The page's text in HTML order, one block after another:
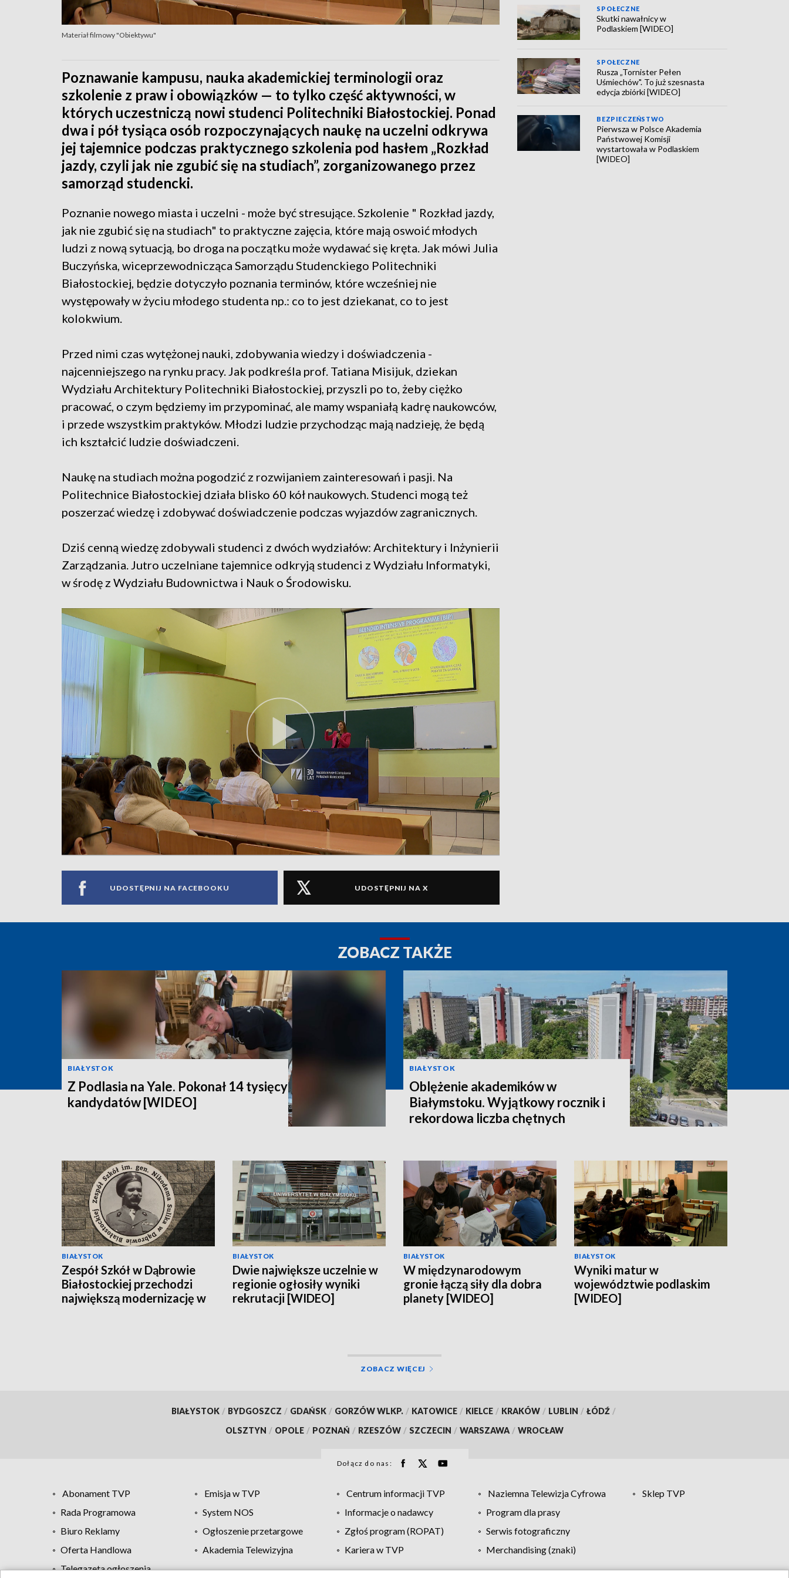
Materiał filmowy "Obiektywu"
Poznawanie kampusu, nauka akademickiej terminologii oraz
szkolenie z praw i obowiązków — to tylko część aktywności, w
których uczestniczą nowi studenci Politechniki Białostockiej. Ponad
dwa i pół tysiąca osób rozpoczynających naukę na uczelni odkrywa
jej tajemnice podczas praktycznego szkolenia pod hasłem „Rozkład
jazdy, czyli jak nie zgubić się na studiach”, zorganizowanego przez
samorząd studencki.
Poznanie nowego miasta i uczelni - może być stresujące. Szkolenie " Rozkład jazdy,
jak nie zgubić się na studiach" to praktyczne zajęcia, które mają oswoić młodych
ludzi z nową sytuacją, bo droga na początku może wydawać się kręta. Jak mówi Julia
Buczyńska, wiceprzewodnicząca Samorządu Studenckiego Politechniki
Białostockiej, będzie dotyczyło poznania terminów, które wcześniej nie
występowały w życiu młodego studenta np.: co to jest dziekanat, co to jest
kolokwium.
Przed nimi czas wytężonej nauki, zdobywania wiedzy i doświadczenia -
najcenniejszego na rynku pracy. Jak podkreśla prof. Tatiana Misijuk, dziekan
Wydziału Architektury Politechniki Białostockiej, przyszli po to, żeby ciężko
pracować, o czym będziemy im przypominać, ale mamy wspaniałą kadrę naukowców,
i przede wszystkim praktyków. Młodzi ludzie przychodząc mają nadzieję, że będą
ich kształcić ludzie doświadczeni.
Naukę na studiach można pogodzić z rozwijaniem zainteresowań i pasji. Na
Politechnice Białostockiej działa blisko 60 kół naukowych. Studenci mogą też
poszerzać wiedzę i zdobywać doświadczenie podczas wyjazdów zagranicznych.
Dziś cenną wiedzę zdobywali studenci z dwóch wydziałów: Architektury i Inżynierii
Zarządzania. Jutro uczelniane tajemnice odkryją studenci z Wydziału Informatyki,
w środę z Wydziału Budownictwa i Nauk o Środowisku.
UDOSTĘPNIJ NA FACEBOOKU UDOSTĘPNIJ NA X
SPOŁECZNE
Skutki nawałnicy w
Podlaskiem [WIDEO]
SPOŁECZNE
Rusza „Tornister Pełen
Uśmiechów". To już szesnasta
edycja zbiórki [WIDEO]
BEZPIECZEŃSTWO
Pierwsza w Polsce Akademia
Państwowej Komisji
wystartowała w Podlaskiem
[WIDEO]
ZOBACZ TAKŻE
BIAŁYSTOK
Z Podlasia na Yale. Pokonał 14 tysięcy
kandydatów [WIDEO]
BIAŁYSTOK
Oblężenie akademików w
Białymstoku. Wyjątkowy rocznik i
rekordowa liczba chętnych
BIAŁYSTOK
Zespół Szkół w Dąbrowie
Białostockiej przechodzi
największą modernizację w
BIAŁYSTOK
Dwie największe uczelnie w
regionie ogłosiły wyniki
rekrutacji [WIDEO]
BIAŁYSTOK
W międzynarodowym
gronie łączą siły dla dobra
planety [WIDEO]
BIAŁYSTOK
Wyniki matur w
województwie podlaskim
[WIDEO]
ZOBACZ WIĘCEJ
BIAŁYSTOK / BYDGOSZCZ / GDAŃSK / GORZÓW WLKP. / KATOWICE / KIELCE / KRAKÓW / LUBLIN / ŁÓDŹ /
OLSZTYN / OPOLE / POZNAŃ / RZESZÓW / SZCZECIN / WARSZAWA / WROCŁAW
Dołącz do nas:
Abonament TVP Emisja w TVP Centrum informacji TVP Naziemna Telewizja Cyfrowa
Sklep TVP
Rada Programowa
System NOS Informacje o nadawcy
Program dla prasy
Biuro Reklamy
Ogłoszenie przetargowe Zgłoś program (ROPAT)
Serwis fotograficzny
Oferta Handlowa
Akademia Telewizyjna Kariera w TVP
Merchandising (znaki)
Telegazeta ogłoszenia